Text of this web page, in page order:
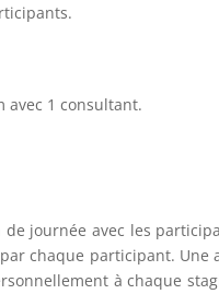
avec 1 consultant.
journée avec les
chaque participant.
à chaque